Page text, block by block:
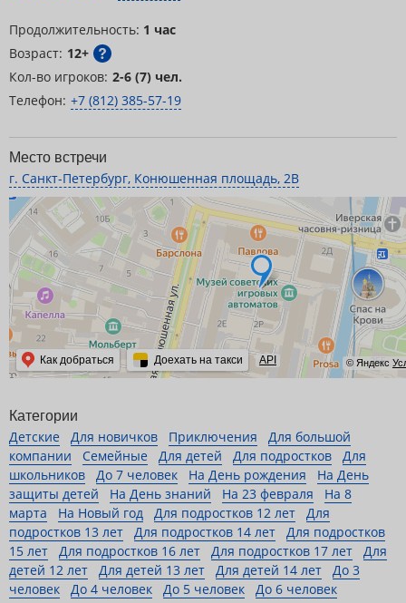
Продолжительность: 1 час
Возраст: 12+
Кол-во игроков: 2-6 (7) чел.
Телефон: +7 (812) 385-57-19
Место встречи
г. Санкт-Петербург, Конюшенная площадь, 2В
© Яндекс
Как добраться Доехать на такси API
Категории
Детские Для новичков Приключения
Для большой
компании
Семейные Для детей Для подростков
Для
школьников
До 7 человек На День рождения
На День
защиты детей
На День знаний На 23 февраля
На 8
марта
На Новый год Для подростков 12 лет
Для
подростков 13 лет
Для подростков 14 лет
Для подростков
15 лет
Для подростков 16 лет Для подростков 17 лет
Для
детей 12 лет
Для детей 13 лет Для детей 14 лет
До 3
человек
До 4 человек До 5 человек До 6 человек